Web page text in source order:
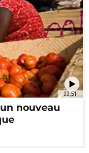
00:51
nouveau